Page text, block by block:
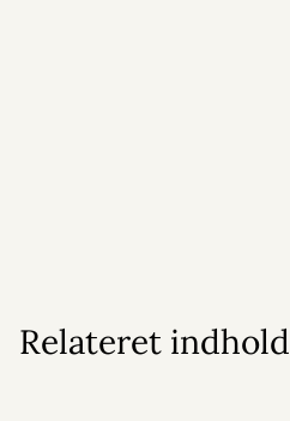
Relateret indhold